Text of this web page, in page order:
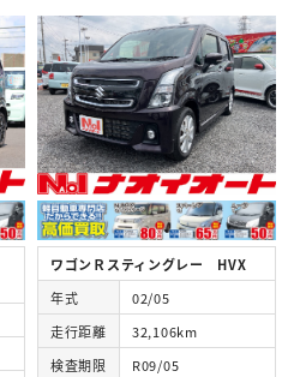
ワゴンＲスティングレー HVX
年式
02/05
走行距離
32,106km
検査期限
R09/05